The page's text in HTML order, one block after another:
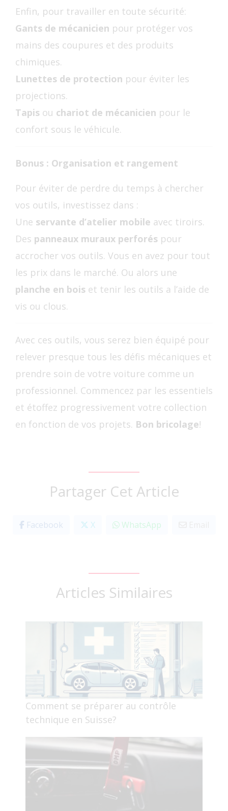
Enfin, pour travailler en toute sécurité:
Gants de mécanicien pour protéger vos
mains des coupures et des produits
chimiques.
Lunettes de protection pour éviter les
projections.
Tapis ou chariot de mécanicien pour le
confort sous le véhicule.
Bonus : Organisation et rangement
Pour éviter de perdre du temps à chercher
vos outils, investissez dans :
Une servante d’atelier mobile avec tiroirs.
Des panneaux muraux perforés pour
accrocher vos outils. Vous en avez pour tout
les prix dans le marché. Ou alors une
planche en bois et tenir les outils a l’aide de
vis ou clous.
Avec ces outils, vous serez bien équipé pour
relever presque tous les défis mécaniques et
prendre soin de votre voiture comme un
professionnel. Commencez par les essentiels
et étoffez progressivement votre collection
en fonction de vos projets. Bon bricolage!
Partager Cet Article
Facebook X WhatsApp
Articles Similaires
Comment se préparer au contrôle
technique en Suisse?